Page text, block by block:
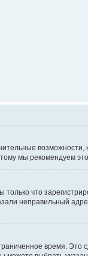
мы рекомендуем
что
неправильный
время. Это